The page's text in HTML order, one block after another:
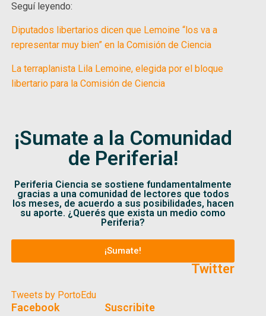
Seguí leyendo:
Diputados libertarios dicen que Lemoine “los va a
representar muy bien” en la Comisión de Ciencia
La terraplanista Lila Lemoine, elegida por el bloque
libertario para la Comisión de Ciencia
¡Sumate a la Comunidad
de Periferia!
Periferia Ciencia se sostiene fundamentalmente
gracias a una comunidad de lectores que todos
los meses, de acuerdo a sus posibilidades, hacen
su aporte. ¿Querés que exista un medio como
Periferia?
¡Sumate!
Twitter
Tweets by PortoEdu
Facebook Suscribite